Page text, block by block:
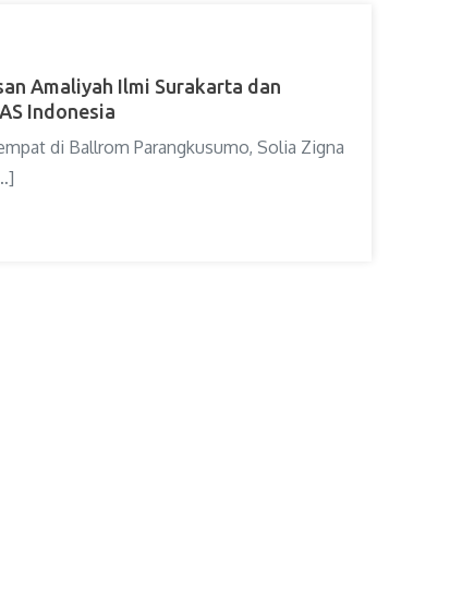
Amaliyah Ilmi Surakarta dan
Indonesia
di Ballrom Parangkusumo, Solia Zigna